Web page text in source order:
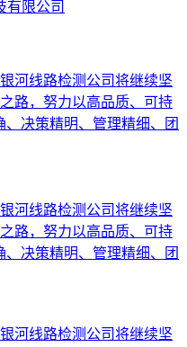
河线路检测公司将继续坚
路，努力以高品质、可持
决策精明、管理精细、团
河线路检测公司将继续坚
路，努力以高品质、可持
决策精明、管理精细、团
河线路检测公司将继续坚